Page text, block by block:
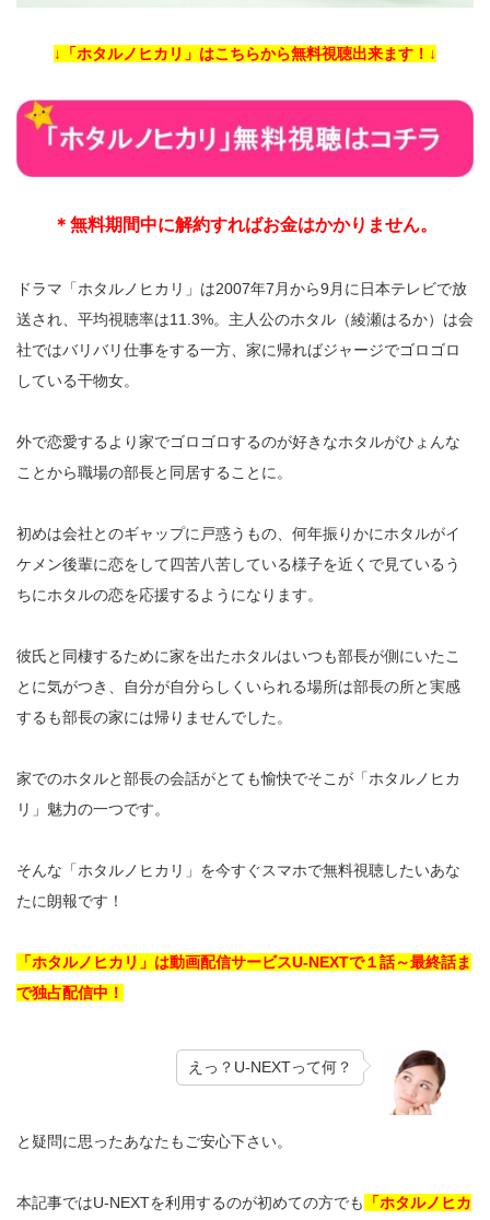
↓「ホタルノヒカリ」はこちらから無料視聴出来ます！↓
＊無料期間中に解約すればお金はかかりません。
ドラマ「ホタルノヒカリ」は2007年7月から9月に日本テレビで放
送され、平均視聴率は11.3%。主人公のホタル（綾瀬はるか）は会
社ではバリバリ仕事をする一方、家に帰ればジャージでゴロゴロ
している干物女。
外で恋愛するより家でゴロゴロするのが好きなホタルがひょんな
ことから職場の部長と同居することに。
初めは会社とのギャップに戸惑うもの、何年振りかにホタルがイ
ケメン後輩に恋をして四苦八苦している様子を近くで見ているう
ちにホタルの恋を応援するようになります。
彼氏と同棲するために家を出たホタルはいつも部長が側にいたこ
とに気がつき、自分が自分らしくいられる場所は部長の所と実感
するも部長の家には帰りませんでした。
家でのホタルと部長の会話がとても愉快でそこが「ホタルノヒカ
リ」魅力の一つです。
そんな「ホタルノヒカリ」を今すぐスマホで無料視聴したいあな
たに朗報です！
「ホタルノヒカリ」は動画配信サービスU-NEXTで１話～最終話ま
で独占配信中！
えっ？U-NEXTって何？
と疑問に思ったあなたもご安心下さい。
本記事ではU-NEXTを利用するのが初めての方でも
「ホタルノヒカ